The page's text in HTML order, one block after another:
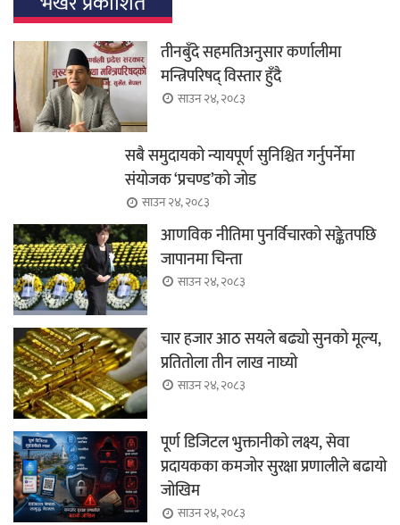
तीनबुँदे सहमतिअनुसार कर्णालीमा
मन्त्रिपरिषद् विस्तार हुँदै
साउन २४, २०८३
सबै समुदायको न्यायपूर्ण सुनिश्चित गर्नुपर्नेमा
संयोजक ‘प्रचण्ड’को जोड
साउन २४, २०८३
आणविक नीतिमा पुनर्विचारको सङ्केतपछि
जापानमा चिन्ता
साउन २४, २०८३
चार हजार आठ सयले बढ्यो सुनको मूल्य,
प्रतितोला तीन लाख नाघ्यो
साउन २४, २०८३
पूर्ण डिजिटल भुक्तानीको लक्ष्य, सेवा
प्रदायकका कमजोर सुरक्षा प्रणालीले बढायो
जोखिम
साउन २४, २०८३